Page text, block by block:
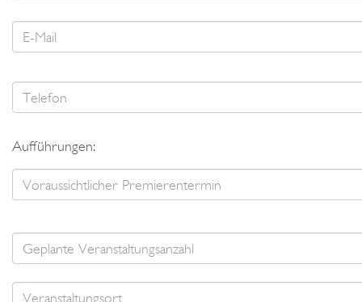
Aufführungen: